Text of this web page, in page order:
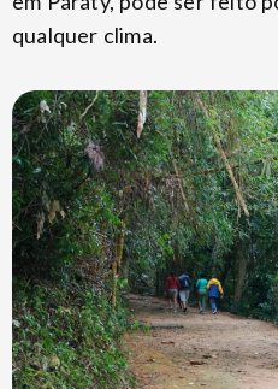
qualquer clima.